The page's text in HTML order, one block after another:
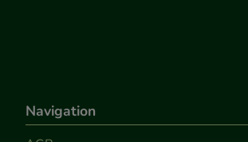
Navigation